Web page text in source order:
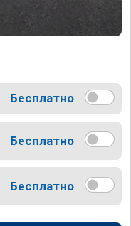
Бесплатно
Бесплатно
Бесплатно